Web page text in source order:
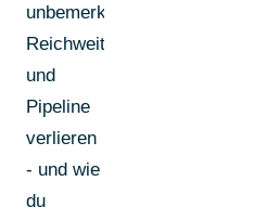
unbemerkt
Reichweite
und
Pipeline
verlieren
- und wie
du